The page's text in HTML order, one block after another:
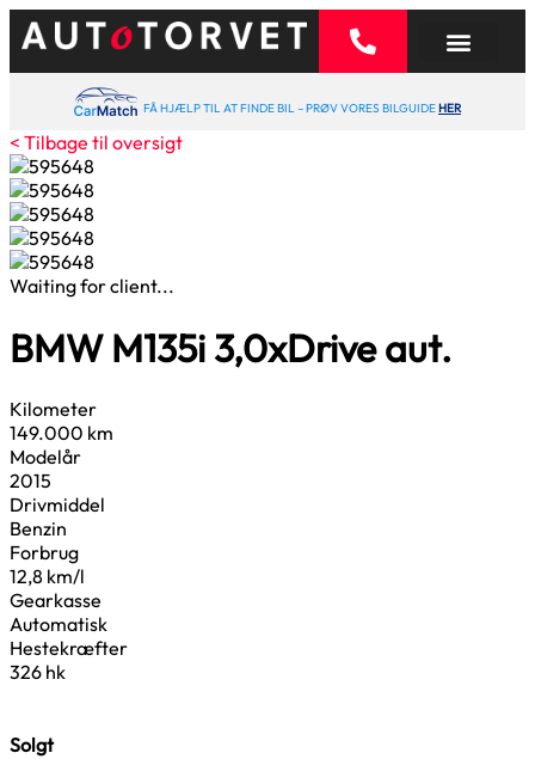
FÅ HJÆLP TIL AT FINDE BIL – PRØV VORES BILGUIDEHER
< Tilbage til oversigt
Waiting for client...
BMW M135i 3,0xDrive aut.
Kilometer
149.000 km
Modelår
2015
Drivmiddel
Benzin
Forbrug
12,8 km/l
Gearkasse
Automatisk
Hestekræfter
326 hk
Solgt